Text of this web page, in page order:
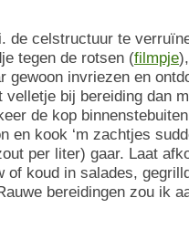
de celstructuur te
tegen de rotsen (filmpje
gewoon invriezen en
velletje bij bereiding dan
de kop
en kook ‘m zachtjes
per liter) gaar. Laat
of koud in salades,
bereidingen zou ik